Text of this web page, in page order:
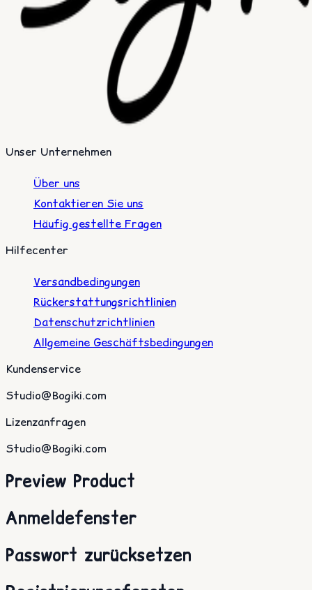
Unser Unternehmen
Über uns
Kontaktieren Sie uns
Häufig gestellte Fragen
Hilfecenter
Versandbedingungen
Rückerstattungsrichtlinien
Datenschutzrichtlinien
Allgemeine Geschäftsbedingungen
Kundenservice
Studio@Bogiki.com
Lizenzanfragen
Studio@Bogiki.com
Preview Product
Anmeldefenster
Passwort zurücksetzen